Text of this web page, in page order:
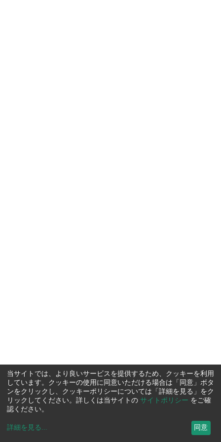
当サイトでは、より良いサービスを提供するため、クッキーを利用
しています。クッキーの使用に同意いただける場合は「同意」ボタ
ンをクリックし、クッキーポリシーについては「詳細を見る」をク
リックしてください。詳しくは当サイトの サイトポリシー をご確
認ください。
詳細を見る ... 同意